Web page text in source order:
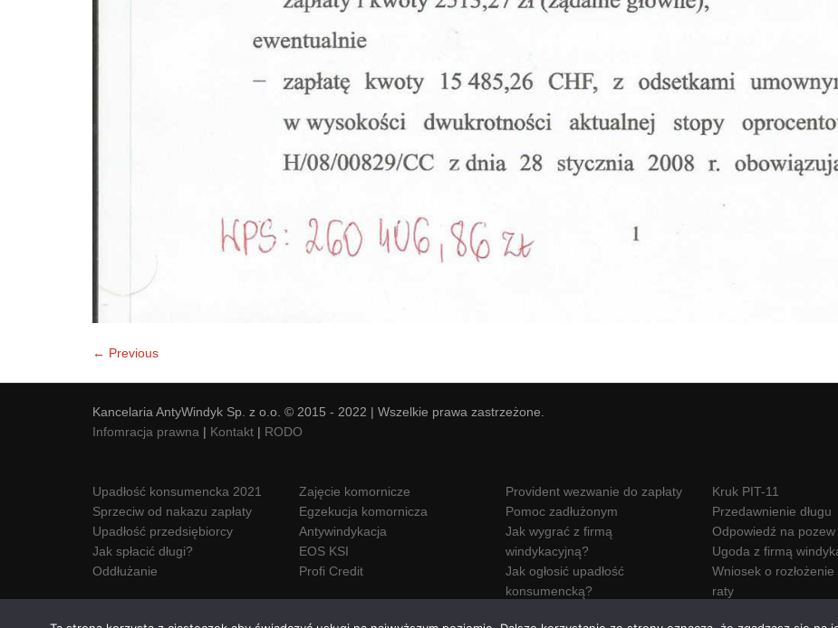
← Previous
Kancelaria AntyWindyk Sp. z o.o. © 2015 - 2022 | Wszelkie prawa zastrzeżone.
Infomracja prawna | Kontakt | RODO
Upadłość konsumencka 2021
Sprzeciw od nakazu zapłaty
Upadłość przedsiębiorcy
Jak spłacić długi?
Oddłużanie
Zajęcie komornicze
Egzekucja komornicza
Antywindykacja
EOS KSI
Profi Credit
Provident wezwanie do zapłaty
Pomoc zadłużonym
Jak wygrać z firmą
windykacyjną?
Jak ogłosić upadłość
konsumencką?
Kruk PIT-11
Przedawnienie długu
Odpowiedź na pozew
Ugoda z firmą
Wniosek o rozłożenie
raty